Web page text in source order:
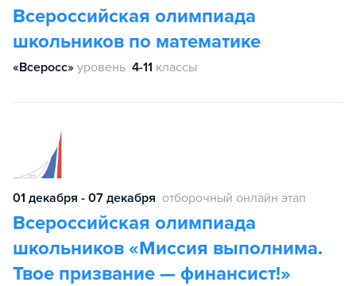
Всероссийская олимпиада
школьников по математике
«Всеросс» уровень 4-11 классы
01 декабря - 07 декабря отборочный онлайн этап
Всероссийская олимпиада
школьников «Миссия выполнима.
Твое призвание — финансист!»